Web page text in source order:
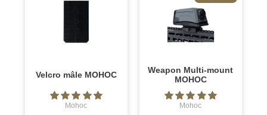
Velcro mâle MOHOC
Mohoc
Weapon Multi-mount
MOHOC
Mohoc